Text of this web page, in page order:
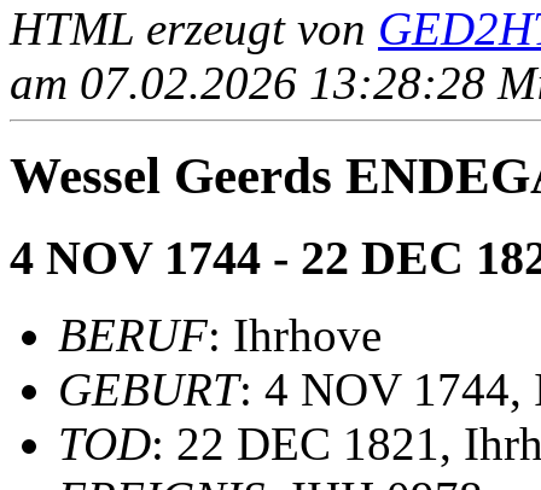
HTML erzeugt von
am 07.02.2026 13:28:28
Wessel Geerds
4 NOV 1744 - 22 DEC
BERUF: Ihrhove
GEBURT: 4 NOV 1744,
TOD: 22 DEC 1821,